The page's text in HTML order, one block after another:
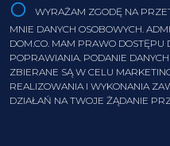
WYRAŻAM ZGODĘ NA
MNIE DANYCH OSOBOWYCH.
DOM.CO. MAM PRAWO DOSTĘPU
POPRAWIANIA. PODANIE
ZBIERANE SĄ W CELU
REALIZOWANIA I WYKONANIA
DZIAŁAŃ NA TWOJE ŻĄDANIE